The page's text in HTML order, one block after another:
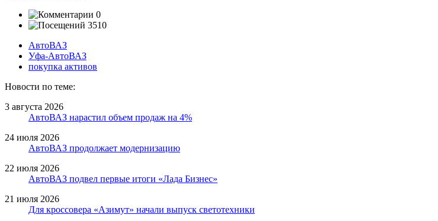
0
3510
АвтоВАЗ
Уфа-АвтоВАЗ
покупка активов
Новости по теме:
3 августа 2026
АвтоВАЗ нарастил объем продаж на 4%
24 июля 2026
АвтоВАЗ продолжает модернизацию
22 июля 2026
АвтоВАЗ подвел первые итоги «Лада Бизнес»
21 июля 2026
Для кроссовера «Азимут» начали выпуск светотехники